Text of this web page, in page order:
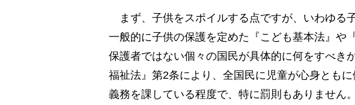
まず、子供をスポイルする点ですが、いわゆる
一般的に子供の保護を定めた『こども基本法』や
保護者ではない個々の国民が具体的に何をすべき
福祉法』第2条により、全国民に児童が心身とも
義務を課している程度で、特に罰則もありません。